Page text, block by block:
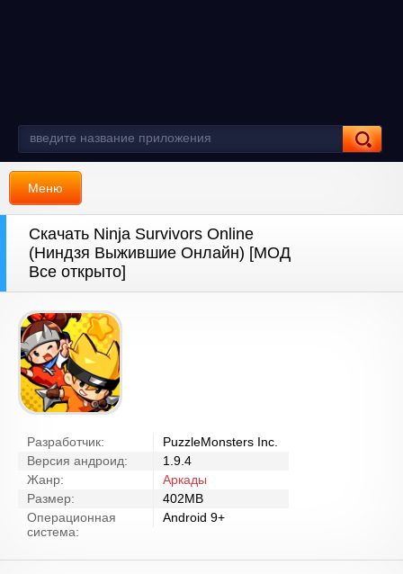
Меню
Скачать Ninja Survivors Online
(Ниндзя Выжившие Онлайн) [МОД
Все открыто]
Разработчик:
PuzzleMonsters Inc.
Версия андроид:
1.9.4
Жанр:
Аркады
Размер:
402MB
Операционная
система:
Android 9+